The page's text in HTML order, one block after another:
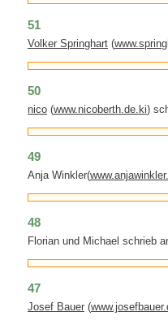
51
Volker Springhart (
50
nico (www.nicoberth.de.ki)
49
Anja Winkler(
48
Florian und Michael schrieb
47
Josef Bauer (